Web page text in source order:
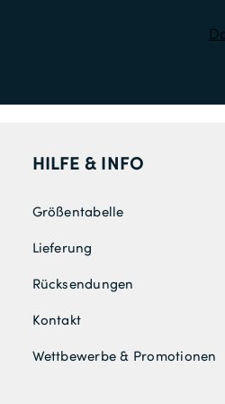
HILFE & INFO
Größentabelle
Lieferung
Rücksendungen
Kontakt
Wettbewerbe & Promotionen